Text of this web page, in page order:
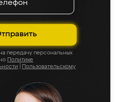
передачу персональных
Политике
Пользовательскому